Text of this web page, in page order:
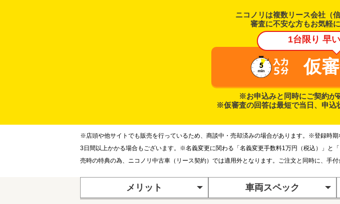
ニコノリは複数リース会社（
審査に不安な方もお気軽
1台限り 早
仮
※お申込みと同時にご契約が
※仮審査の回答は最短で当日、申込
※店頭や他サイトでも販売を行っているため、商談中・売却済みの場合があります。※登録時
3日間以上かかる場合もございます。※名義変更に関わる「名義変更手数料1万円（税込）」と
売時の特典の為、ニコノリ中古車（リース契約）では適用外となります。ご注文と同時に、手
メリット 車両スペック